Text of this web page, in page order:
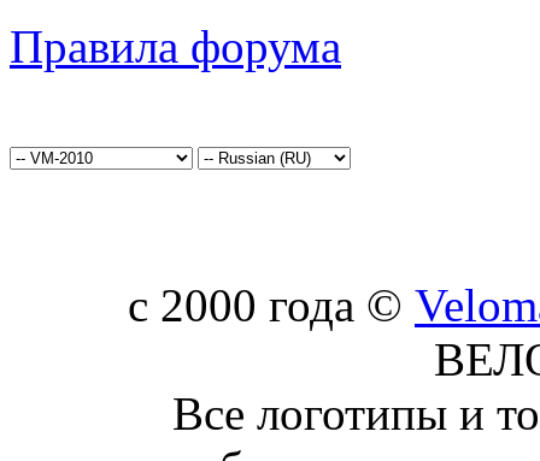
Правила форума
c 2000 года ©
Все логотипы и